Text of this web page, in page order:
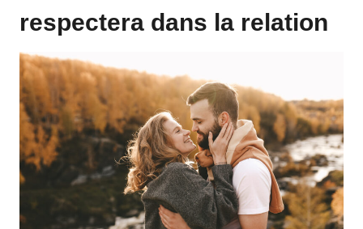
respectera dans la relation